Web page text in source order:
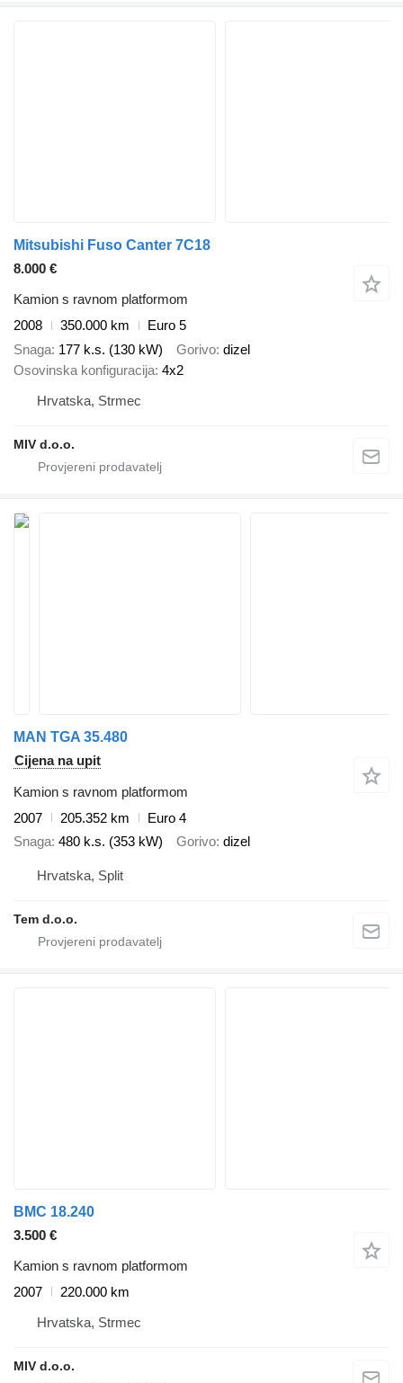
Mitsubishi Fuso Canter 7C18
8.000 €
Kamion s ravnom platformom
2008
350.000 km
Euro 5
Snaga 177 k.s. (130 kW) Gorivo dizel
Osovinska konfiguracija 4x2
Hrvatska, Strmec
MIV d.o.o.
MAN TGA 35.480
Cijena na upit
Kamion s ravnom platformom
2007
205.352 km
Euro 4
Snaga 480 k.s. (353 kW) Gorivo dizel
Hrvatska, Split
Tem d.o.o.
BMC 18.240
3.500 €
Kamion s ravnom platformom
2007
220.000 km
Hrvatska, Strmec
MIV d.o.o.